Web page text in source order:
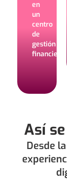
en
un
centro
de
gestión
financiera
Así
Desde